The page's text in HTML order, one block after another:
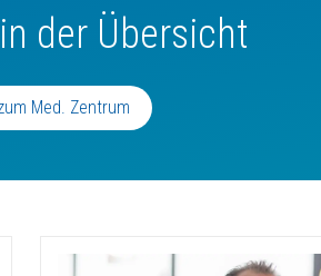
der Übersicht
Med. Zentrum